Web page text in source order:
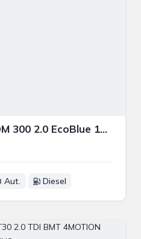
Ford Transit CUSTOM 300 2.0 EcoBlue 131HK DRAG B-KAM P-VÄRM
Aut. Diesel